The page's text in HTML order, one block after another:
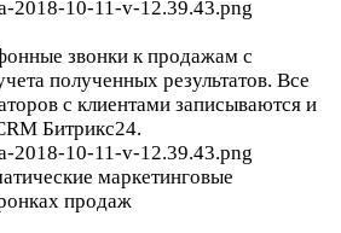
звонки к продажам с
полученных результатов. Все
с клиентами записываются и
Битрикс24.
маркетинговые
продаж